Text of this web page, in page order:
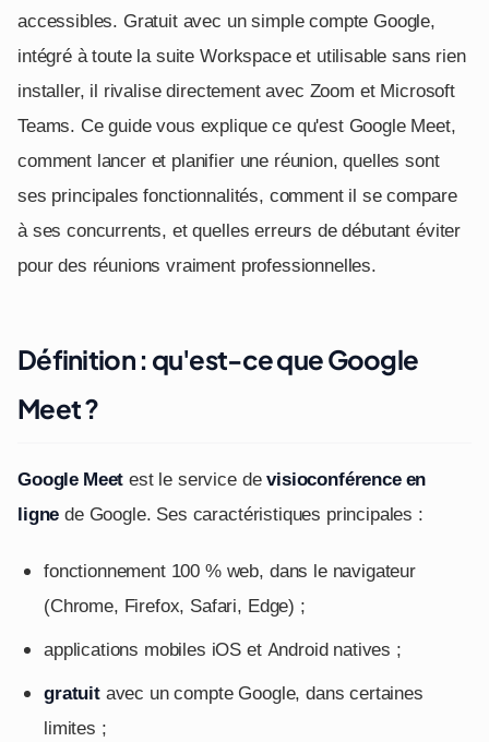
accessibles. Gratuit avec un simple compte Google,
intégré à toute la suite Workspace et utilisable sans rien
installer, il rivalise directement avec Zoom et Microsoft
Teams. Ce guide vous explique ce qu'est Google Meet,
comment lancer et planifier une réunion, quelles sont
ses principales fonctionnalités, comment il se compare
à ses concurrents, et quelles erreurs de débutant éviter
pour des réunions vraiment professionnelles.
Définition : qu'est-ce que Google
Meet ?
Google Meet est le service devisioconférence en
ligne de Google. Ses caractéristiques principales :
fonctionnement 100 % web, dans le navigateur
(Chrome, Firefox, Safari, Edge) ;
applications mobiles iOS et Android natives ;
gratuitavec un compte Google, dans certaines
limites ;